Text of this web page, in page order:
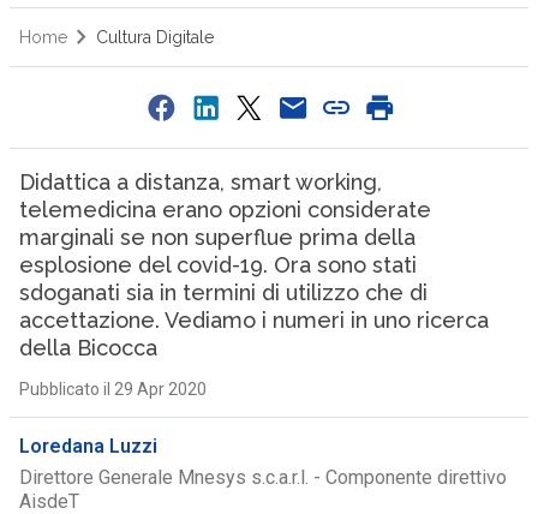
Home Cultura Digitale
Didattica a distanza, smart working,
telemedicina erano opzioni considerate
marginali se non superflue prima della
esplosione del covid-19. Ora sono stati
sdoganati sia in termini di utilizzo che di
accettazione. Vediamo i numeri in uno ricerca
della Bicocca
Pubblicato il 29 Apr 2020
Loredana Luzzi
Direttore Generale Mnesys s.c.a.r.l. - Componente direttivo
AisdeT